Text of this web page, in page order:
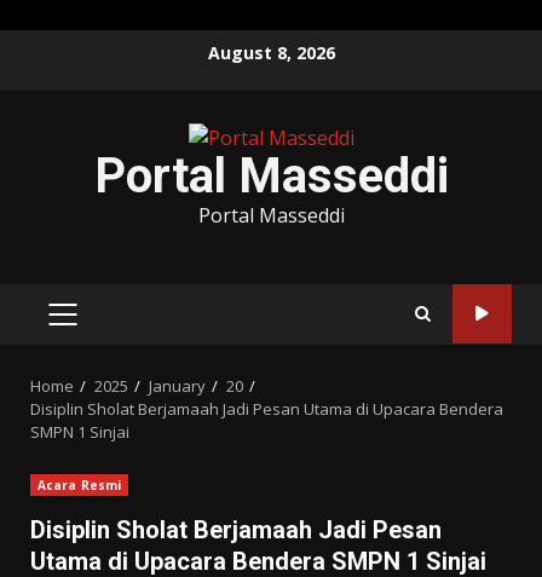
August 8, 2026
Portal Masseddi
Portal Masseddi
PRIMARY
Home 2025 January
20
Disiplin Sholat Berjamaah Jadi Pesan Utama di Upacara Bendera
SMPN 1 Sinjai
Acara Resmi
Disiplin Sholat Berjamaah Jadi Pesan
Utama di Upacara Bendera SMPN 1 Sinjai